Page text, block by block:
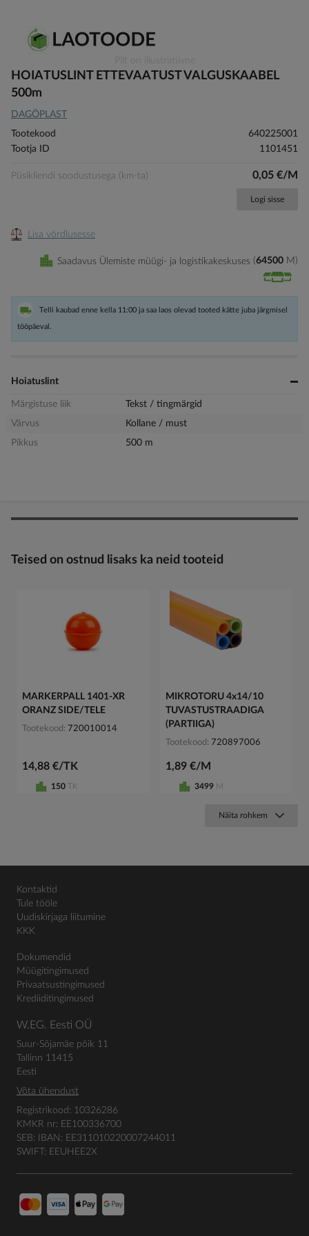
to
the
of
the
images
gallery
HOIATUSLINT ETTEVAATUST VALGUSKAABEL
500m
DAGÖPLAST
Tootekood
640225001
Tootja ID
1101451
Püsikliendi soodustusega (km-ta) 0,05 €/M
Logi sisse
Lisa võrdlusesse
Saadavus Ülemiste müügi- ja logistikakeskuses 64500 M
Telli kaubad enne kella 11:00 ja saa laos olevad tooted kätte juba järgmisel
tööpäeval.
Hoiatuslint
Märgistuse liik
Tekst / tingmärgid
Värvus
Kollane / must
Pikkus
500 m
Teised on ostnud lisaks ka neid tooteid
MARKERPALL 1401-XR
ORANZ SIDE/TELE
Tootekood 720010014
14,88 €/TK
150 TK
MIKROTORU 4x14/10
TUVASTUSTRAADIGA
(PARTIIGA)
Tootekood 720897006
1,89 €/M
3499 M
Näita rohkem
Kontaktid
Tule tööle
Uudiskirjaga liitumine
KKK
Dokumendid
Müügitingimused
Privaatsustingimused
Krediiditingimused
W.EG. Eesti OÜ
Suur-Sõjamäe põik 11
Tallinn 11415
Eesti
Võta ühendust
Registrikood: 10326286
KMKR nr: EE100336700
SEB: IBAN: EE311010220007244011
SWIFT: EEUHEE2X